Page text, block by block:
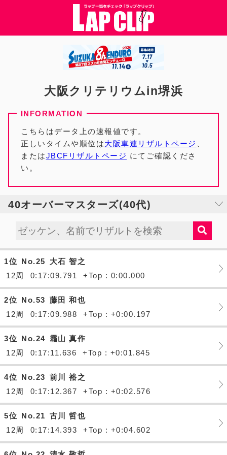
大阪クリテリウムin堺浜
こちらはデータ上の速報値です。
正しいタイムや順位は大阪車連リザルトページ
またはJBCFリザルトページ にてご確認くださ
い。
40オーバーマスターズ(40代)
1位 No.25
大石 智之
12周
0:17:09.791 +Top : 0:00.000
2位 No.53 藤田 和也
12周
0:17:09.988 +Top : +0:00.197
3位 No.24 霜山 真作
12周
0:17:11.636 +Top : +0:01.845
4位 No.23 前川 裕之
12周
0:17:12.367 +Top : +0:02.576
5位 No.21 古川 哲也
12周
0:17:14.393 +Top : +0:04.602